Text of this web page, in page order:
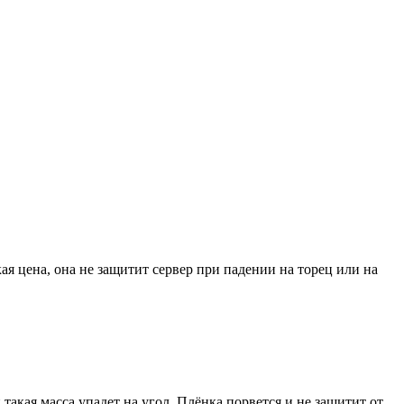
цена, она не защитит сервер при падении на торец или на